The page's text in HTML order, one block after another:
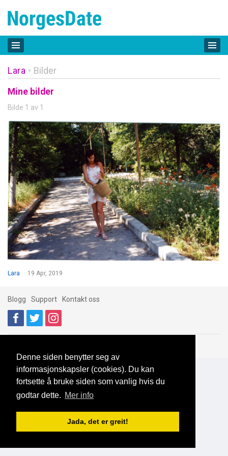
Denne siden benytter seg av
informasjonskapsler (cookies). Du kan
fortsette å bruke siden som vanlig hvis du
godtar dette. Mer info
Jada, det er greit!
Lara » Bilder
Mine bilder
Bilde 1 av 1
Lara 19 Apr, 2019
Blogg Support Kontakt oss